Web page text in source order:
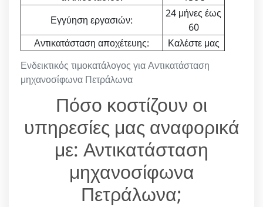
Ενδεικτικός τιμοκατάλογος για Αντικατάσταση
μηχανοσίφωνα Πετράλωνα
Εγγύηση εργασιών:
24 μήνες έως
60
Αντικατάσταση αποχέτευης:
Καλέστε μας
Πόσο κοστίζουν οι
υπηρεσίες μας αναφορικά
με: Αντικατάσταση
μηχανοσίφωνα
Πετράλωνα;